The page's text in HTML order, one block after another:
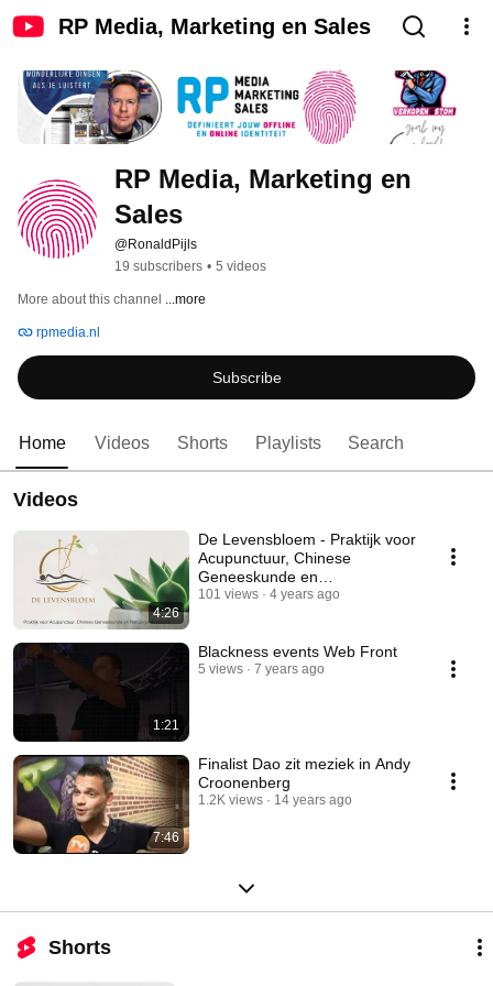
RP Media, Marketing en Sales
RP Media, Marketing en
Sales
@RonaldPijls
19 subscribers • 5 videos
More about this channel ...more
rpmedia.nl
Subscribe
Home Videos Shorts Playlists Search
Videos
4:26
De Levensbloem - Praktijk voor
Acupunctuur, Chinese
Geneeskunde en
Natuurgeneeskunde
101 views 4 years ago
1:21
Blackness events Web Front
5 views 7 years ago
7:46
Finalist Dao zit meziek in Andy
Croonenberg
1.2K views 14 years ago
Shorts